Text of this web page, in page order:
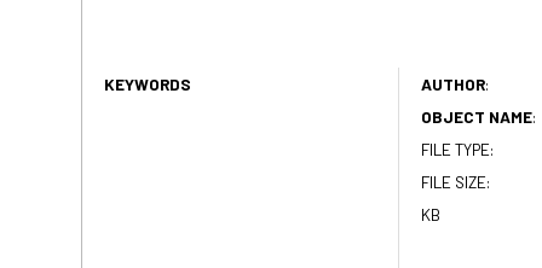
KEYWORDS AUTHOR:
OBJECT NAME:
FILE TYPE:
FILE SIZE:
KB